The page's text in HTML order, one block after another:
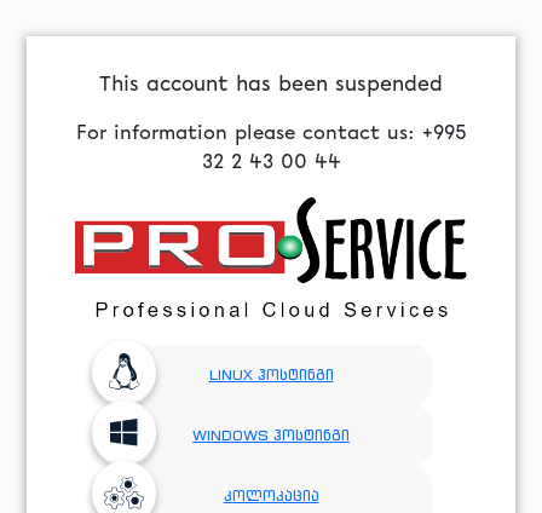
This account has been suspended
For information please contact us: +995
32 2 43 00 44
LINUX ჰოსტინგი
WINDOWS ჰოსტინგი
კოლოკაცია